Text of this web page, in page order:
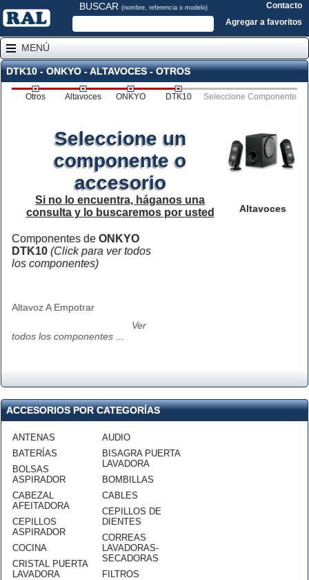
BUSCAR (nombre, referencia o modelo)
Contacto
Agregar a favoritos
MENÚ
DTK10 - ONKYO - ALTAVOCES - OTROS
Otros Altavoces ONKYO DTK10 Seleccione Componente
Altavoces
Seleccione un
componente o
accesorio
Si no lo encuentra, háganos una
consulta y lo buscaremos por usted
Componentes de ONKYO
DTK10 (Click para ver todos
los componentes)
Altavoz A Empotrar
Ver
todos los componentes ...
ACCESORIOS POR CATEGORÍAS
ANTENAS
BATERÍAS
BOLSAS
ASPIRADOR
CABEZAL
AFEITADORA
CEPILLOS
ASPIRADOR
COCINA
CRISTAL PUERTA
LAVADORA
AUDIO
BISAGRA PUERTA
LAVADORA
BOMBILLAS
CABLES
CEPILLOS DE
DIENTES
CORREAS
LAVADORAS-
SECADORAS
FILTROS